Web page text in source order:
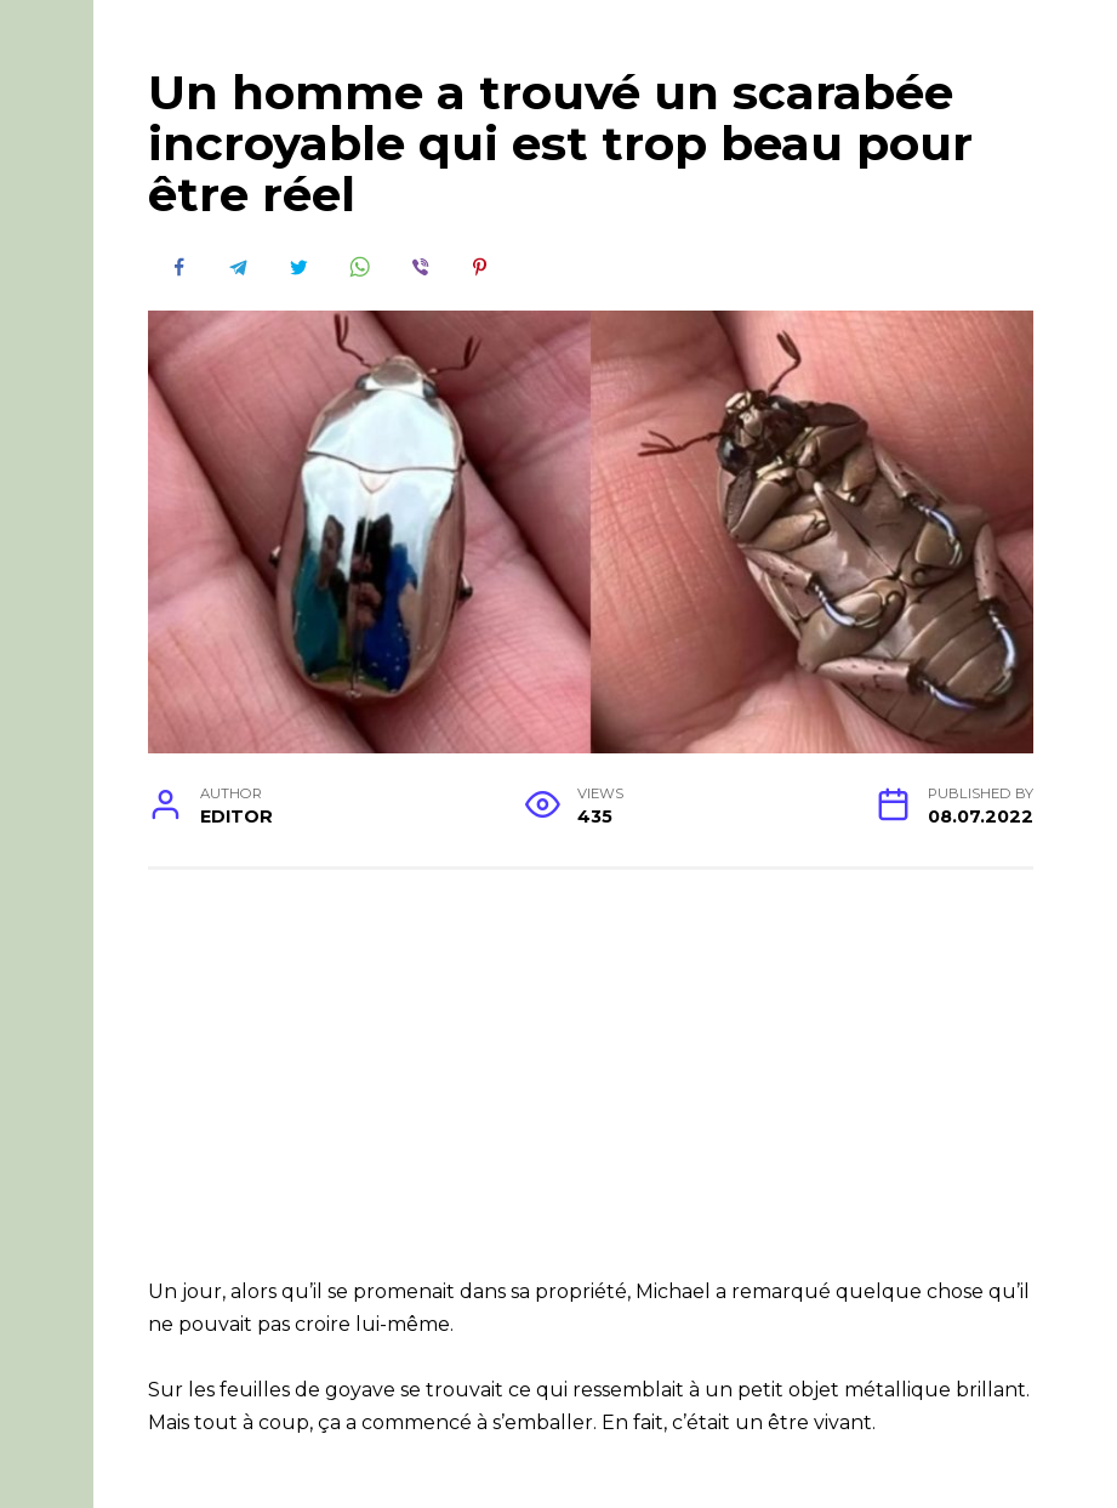
Un homme a trouvé un scarabée
incroyable qui est trop beau pour
être réel
AUTHOR
EDITOR
VIEWS
435
PUBLISHED BY
08.07.2022
Un jour, alors qu’il se promenait dans sa propriété, Michael a remarqué quelque chose qu’il
ne pouvait pas croire lui-même.
Sur les feuilles de goyave se trouvait ce qui ressemblait à un petit objet métallique brillant.
Mais tout à coup, ça a commencé à s’emballer. En fait, c’était un être vivant.